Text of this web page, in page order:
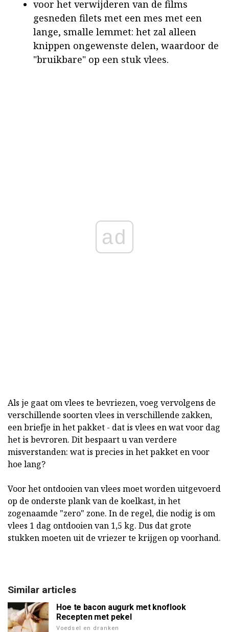
voor het verwijderen van de films
gesneden filets met een mes met een
lange, smalle lemmet: het zal alleen
knippen ongewenste delen, waardoor de
"bruikbare" op een stuk vlees.
ad
Als je gaat om vlees te bevriezen, voeg vervolgens de
verschillende soorten vlees in verschillende zakken,
een briefje in het pakket - dat is vlees en wat voor dag
het is bevroren. Dit bespaart u van verdere
misverstanden: wat is precies in het pakket en voor
hoe lang?
Voor het ontdooien van vlees moet worden uitgevoerd
op de onderste plank van de koelkast, in het
zogenaamde "zero" zone. In de regel, die nodig is om
vlees 1 dag ontdooien van 1,5 kg. Dus dat grote
stukken moeten uit de vriezer te krijgen op voorhand.
Similar articles
Hoe te bacon augurk met knoflook
Recepten met pekel
Voedsel en dranken